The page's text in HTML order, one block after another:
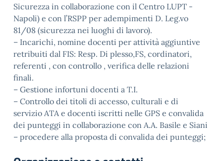
Sicurezza in collaborazione con il Centro LUPT -
Napoli) e con l’RSPP per adempimenti D. Leg.vo
81/08 (sicurezza nei luoghi di lavoro).
– Incarichi, nomine docenti per attività aggiuntive
retribuiti dal FIS: Resp. Di plesso,FS, cordinatori,
referenti , con controllo , verifica delle relazioni
finali.
– Gestione infortuni docenti a T.I.
– Controllo dei titoli di accesso, culturali e di
servizio ATA e docenti iscritti nelle GPS e convalida
dei punteggi in collaborazione con A.A. Basile e Siani
– procedere alla proposta di convalida dei punteggi;